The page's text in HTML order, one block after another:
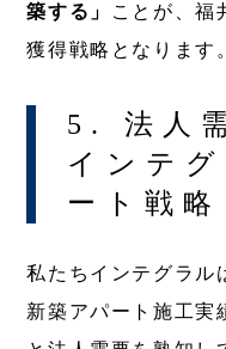
築する」
ことが、福
獲得戦略となります。
5. 法人
インテ
ート戦略
私たちインテグラル
新築アパート施工実